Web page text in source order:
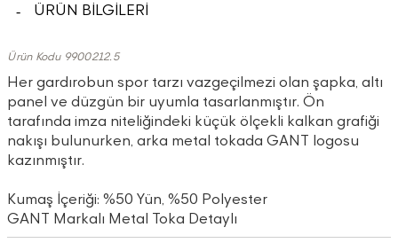
ÜRÜN BİLGİLERİ
Ürün Kodu 9900212.5
Her gardırobun spor tarzı vazgeçilmezi olan şapka, altı
panel ve düzgün bir uyumla tasarlanmıştır. Ön
tarafında imza niteliğindeki küçük ölçekli kalkan grafiği
nakışı bulunurken, arka metal tokada GANT logosu
kazınmıştır.
Kumaş İçeriği: %50 Yün, %50 Polyester
GANT Markalı Metal Toka Detaylı